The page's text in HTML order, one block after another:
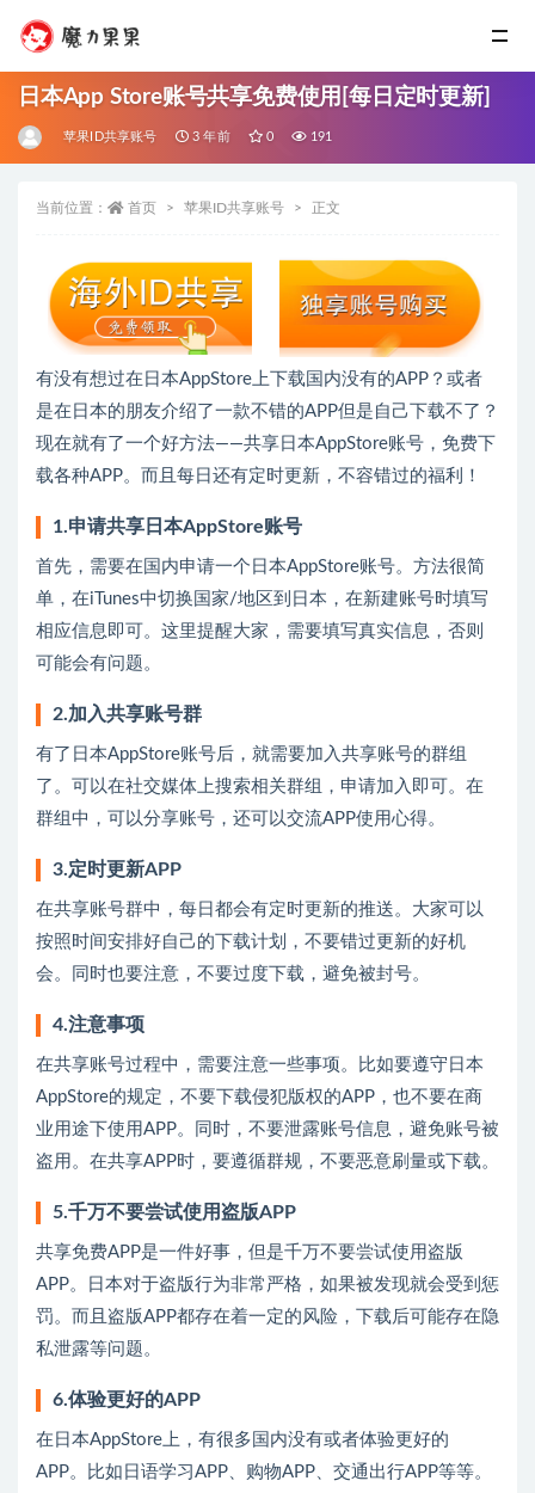
日本App Store账号共享免费使用[每日定时更新]
苹果ID共享账号 3 年前 0 191
当前位置： 首页 苹果ID共享账号 正文
有没有想过在日本AppStore上下载国内没有的APP？或者
是在日本的朋友介绍了一款不错的APP但是自己下载不了？
现在就有了一个好方法——共享日本AppStore账号，免费下
载各种APP。而且每日还有定时更新，不容错过的福利！
1.申请共享日本AppStore账号
首先，需要在国内申请一个日本AppStore账号。方法很简
单，在iTunes中切换国家/地区到日本，在新建账号时填写
相应信息即可。这里提醒大家，需要填写真实信息，否则
可能会有问题。
2.加入共享账号群
有了日本AppStore账号后，就需要加入共享账号的群组
了。可以在社交媒体上搜索相关群组，申请加入即可。在
群组中，可以分享账号，还可以交流APP使用心得。
3.定时更新APP
在共享账号群中，每日都会有定时更新的推送。大家可以
按照时间安排好自己的下载计划，不要错过更新的好机
会。同时也要注意，不要过度下载，避免被封号。
4.注意事项
在共享账号过程中，需要注意一些事项。比如要遵守日本
AppStore的规定，不要下载侵犯版权的APP，也不要在商
业用途下使用APP。同时，不要泄露账号信息，避免账号被
盗用。在共享APP时，要遵循群规，不要恶意刷量或下载。
5.千万不要尝试使用盗版APP
共享免费APP是一件好事，但是千万不要尝试使用盗版
APP。日本对于盗版行为非常严格，如果被发现就会受到惩
罚。而且盗版APP都存在着一定的风险，下载后可能存在隐
私泄露等问题。
6.体验更好的APP
在日本AppStore上，有很多国内没有或者体验更好的
APP。比如日语学习APP、购物APP、交通出行APP等等。